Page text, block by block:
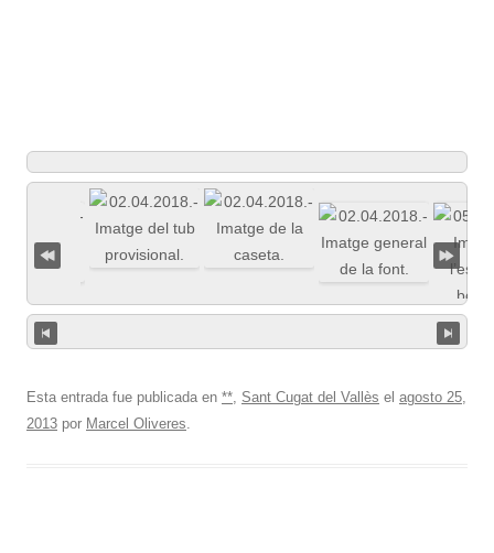
Esta entrada fue publicada en **, Sant Cugat del Vallès el agosto 25,
2013 por Marcel Oliveres.